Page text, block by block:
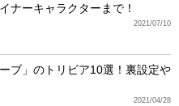
ナーキャラクターまで！
2021/07/10
ブ」のトリビア10選！裏設定や
2021/04/28